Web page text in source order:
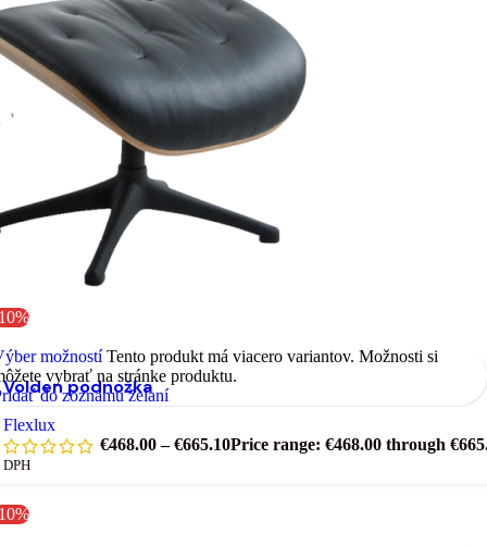
možností Tento produkt má viacero variantov. Možnosti si
vybrať na stránke produktu.
do zoznamu želaní
Volden podnožka
Flexlux
€468.00 – €665.10Price range: €468.00 through
DPH